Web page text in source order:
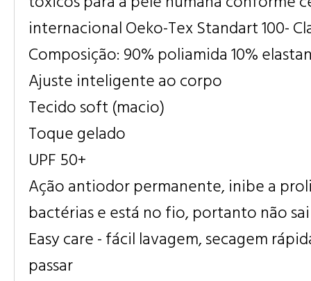
internacional Oeko-Tex Standart 100-
Composição: 90% poliamida 10%
Ajuste inteligente ao corpo
Tecido soft (macio)
Toque gelado
UPF 50+
Ação antiodor permanente, inibe a
bactérias e está no fio, portanto não
Easy care - fácil lavagem, secagem
passar